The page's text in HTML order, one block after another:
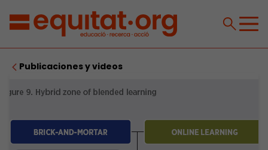
Publicaciones y videos